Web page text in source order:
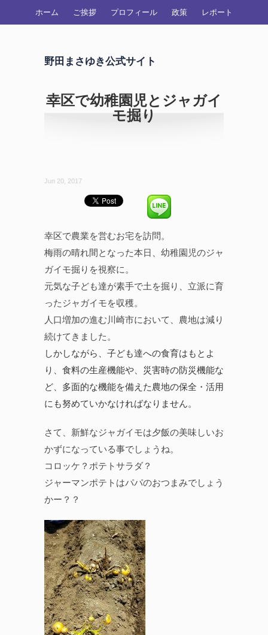
ホーム ご挨拶 プロフィール 政策 レポート
野田まさゆき公式サイト
幸区で幼稚園児とジャガイ
モ掘り
Jun 20, 2017
幸区で農業を営むお宅を訪問。
梅雨の晴れ間となった本日、幼稚園児のジャ
ガイモ掘りを視察に。
元気な子ども達が素手で土を掘り、立派に育
ったジャガイモを収穫。
人口増加の進む川崎市において、農地は減り
続けてきました。
しかしながら、子ども達への食育はもとよ
り、食料の生産機能や、災害時の防災機能な
ど、多面的な機能を備えた農地の保全・活用
にも努めていかなければなりません。
さて、新鮮なジャガイモは夕飯の美味しいお
かずになっている事でしょうね。
コロッケ？ポテトサラダ？
ジャーマンポテトはパパのおつまみでしょう
かー？？